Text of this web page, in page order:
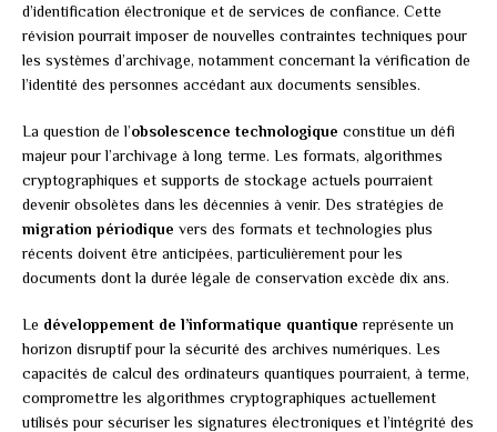
d’identification électronique et de services de confiance. Cette
révision pourrait imposer de nouvelles contraintes techniques pour
les systèmes d’archivage, notamment concernant la vérification de
l’identité des personnes accédant aux documents sensibles.
La question de l’obsolescence technologique constitue un défi
majeur pour l’archivage à long terme. Les formats, algorithmes
cryptographiques et supports de stockage actuels pourraient
devenir obsolètes dans les décennies à venir. Des stratégies de
migration périodique vers des formats et technologies plus
récents doivent être anticipées, particulièrement pour les
documents dont la durée légale de conservation excède dix ans.
Le développement de l’informatique quantique représente un
horizon disruptif pour la sécurité des archives numériques. Les
capacités de calcul des ordinateurs quantiques pourraient, à terme,
compromettre les algorithmes cryptographiques actuellement
utilisés pour sécuriser les signatures électroniques et l’intégrité des